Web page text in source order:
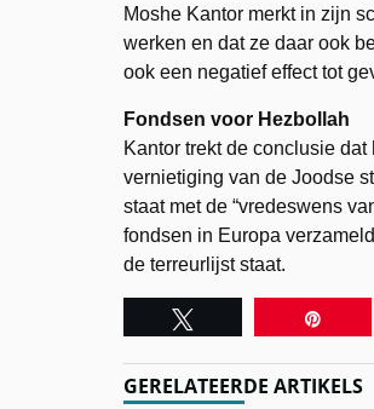
Moshe Kantor merkt in zijn
werken en dat ze daar ook
ook een negatief effect tot
Fondsen voor Hezbollah
Kantor trekt de conclusie
vernietiging van de Joodse
staat met de “vredeswens
fondsen in Europa
de terreurlijst staat.
GERELATEERDE ARTIKELS